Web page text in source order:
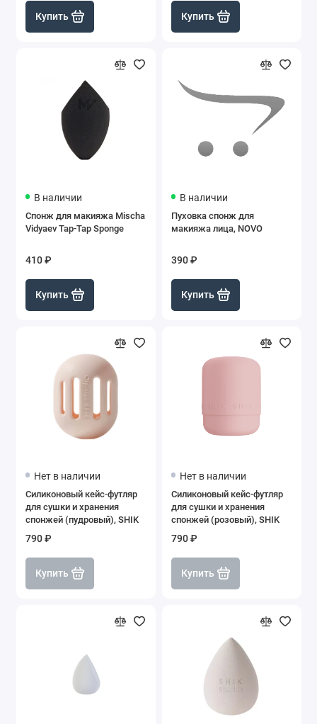
Купить Купить
В наличии
Спонж для макияжа Mischa
Vidyaev Tap-Tap Sponge
410 ₽
Купить
В наличии
Пуховка спонж для
макияжа лица, NOVO
390 ₽
Купить
Нет в наличии
Силиконовый кейс-футляр
для сушки и хранения
спонжей (пудровый), SHIK
790 ₽
Купить
Нет в наличии
Силиконовый кейс-футляр
для сушки и хранения
спонжей (розовый), SHIK
790 ₽
Купить